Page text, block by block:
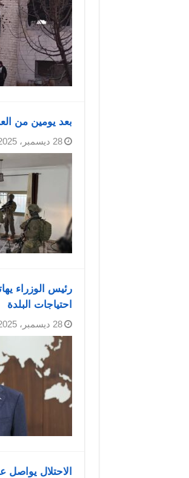
بعد يومين من
28 ديسمبر، 2025
رئيس الوزراء
احتياجات البلدة
28 ديسمبر، 2025
الاحتلال